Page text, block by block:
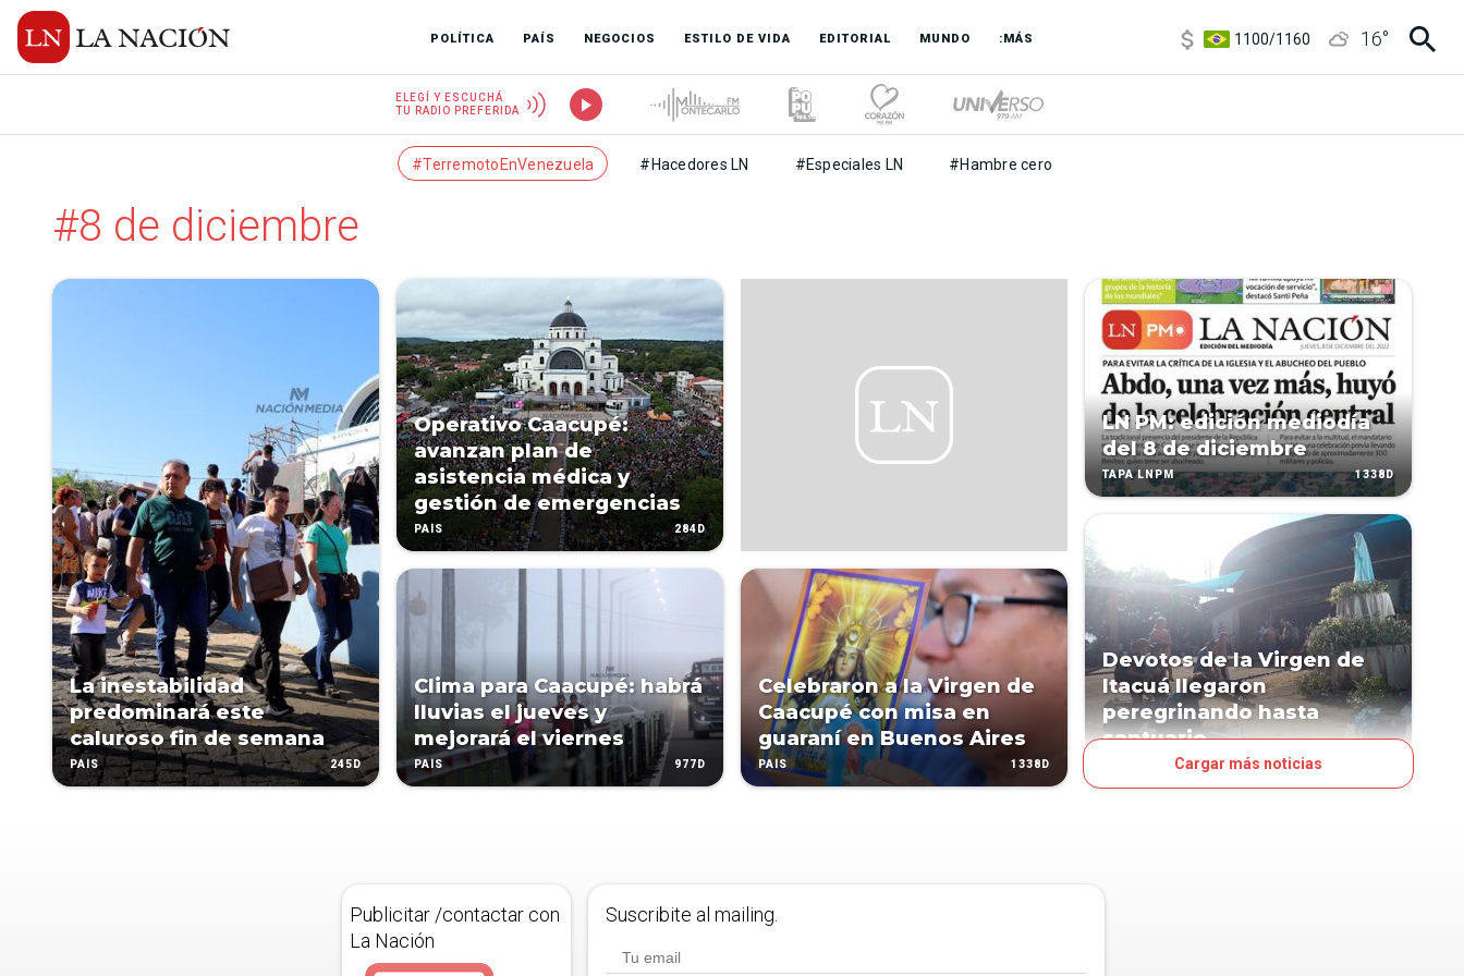
POLÍTICA PAÍS NEGOCIOS ESTILO DE VIDA EDITORIAL MUNDO :MÁS
1100/1160
16°
ELEGÍ Y ESCUCHÁ
TU RADIO PREFERIDA
#TerremotoEnVenezuela #Hacedores LN #Especiales LN #Hambre cero
#8 de diciembre
La inestabilidad
predominará este
caluroso fin de semana
PAÍS 245D
Operativo Caacupé:
avanzan plan de
asistencia médica y
gestión de emergencias
PAÍS 284D
Clima para Caacupé: habrá
lluvias el jueves y
mejorará el viernes
PAÍS 977D
Celebraron a la Virgen de
Caacupé con misa en
guaraní en Buenos Aires
PAÍS 1338D
LN PM: edición mediodía
del 8 de diciembre
TAPA LNPM 1338D
Devotos de la Virgen de
Itacuá llegaron
peregrinando hasta
santuario
Cargar más noticias
Publicitar /contactar con
La Nación
Suscribite al mailing.